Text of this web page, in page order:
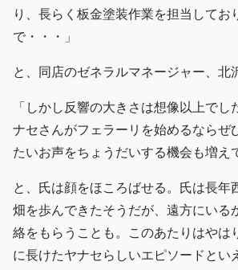
り、長らく板金塗装作業を担当してお
で・・・」
と、同店のゼネラルマネージャー、北
「しかし反響の大きさは想像以上でし
ナセさんがフェラーリを始めるならぜ
たいお声をちょうだいする機会も増え
と、氏は顔をほころばせる。氏は長年
畑を歩んできたそうだが、遠方にいる
絡をもらうことも。このあたりはやは
に長けたヤナセらしいエピソードとい